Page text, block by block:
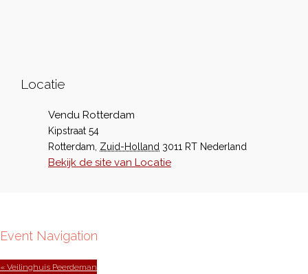
Locatie
Vendu Rotterdam
Kipstraat 54
Rotterdam Zuid-Holland 3011 RT Nederland
Bekijk de site van Locatie
Event Navigation
« Veilinghuis Peerdeman